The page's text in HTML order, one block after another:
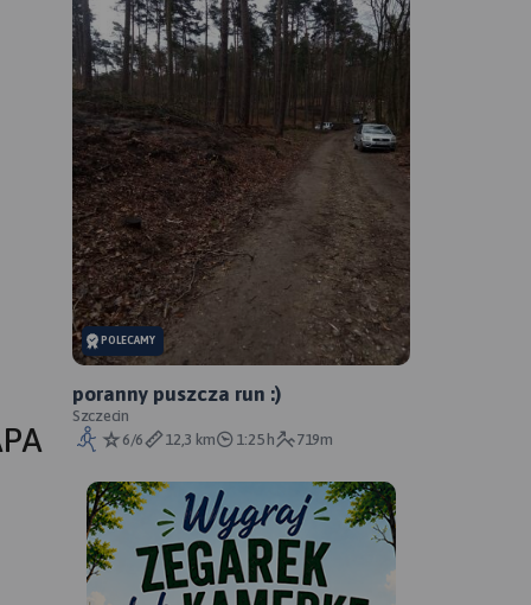
POLECAMY
poranny puszcza run :)
Szczecin
6/6
12,3 km 1:25 h 719m